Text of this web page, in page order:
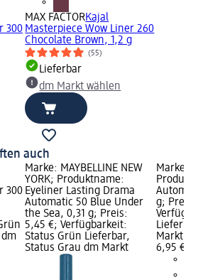
300
MAX FACTORKajal
Masterpiece Wow Liner 260
Chocolate Brown, 1,2 g
(55)
Lieferbar
dm Markt wählen
auch
300
Marke: MAYBELLINE NEW
YORK; Produktname:
Eyeliner Lasting Drama
Automatic 50 Blue Under
the Sea, 0,31 g; Preis:
5,45 €; Verfügbarkeit:
Status Grün Lieferbar,
Status Grau dm Markt
Marke:
g; Preis:
Markt
6,95 €